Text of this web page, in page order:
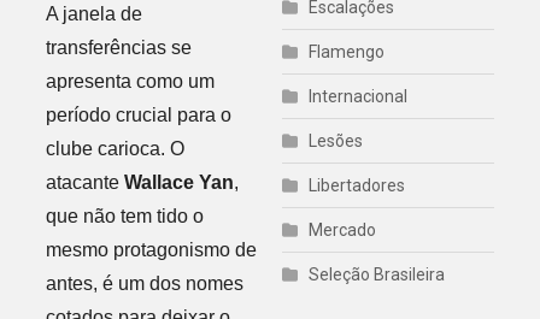
A janela de
transferências se
apresenta como um
período crucial para o
clube carioca. O
atacante Wallace Yan,
que não tem tido o
mesmo protagonismo de
antes, é um dos nomes
Escalações
Flamengo
Internacional
Lesões
Libertadores
Mercado
Seleção Brasileira